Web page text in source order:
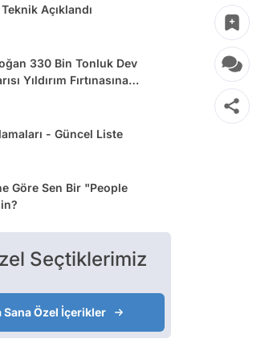
Açıklandı
330 Bin Tonluk Dev
Yıldırım Fırtınasına
- Güncel Liste
Göre Sen Bir "People
Seçtiklerimiz
Sana Özel İçerikler